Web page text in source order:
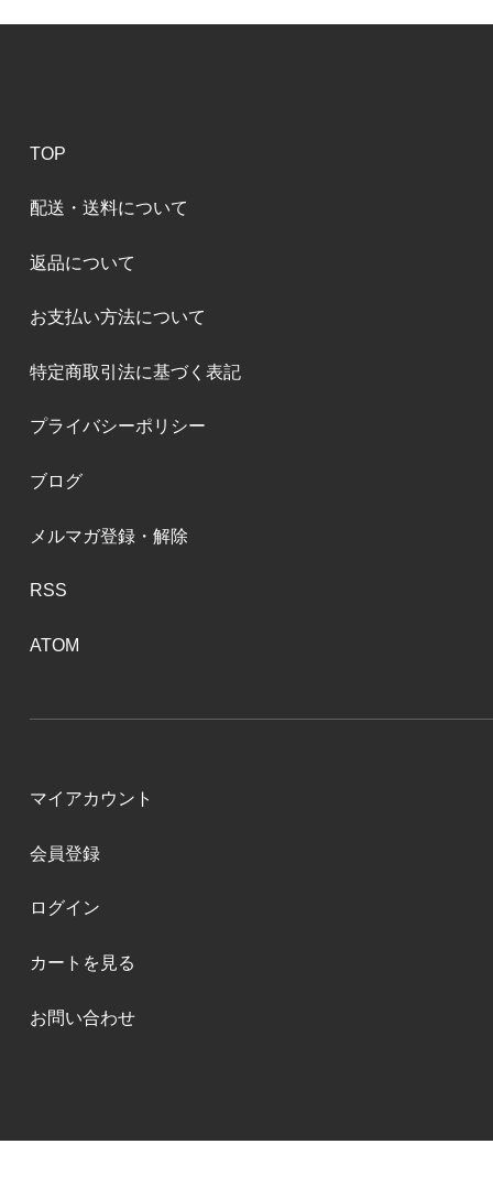
TOP
配送・送料について
返品について
お支払い方法について
特定商取引法に基づく表記
プライバシーポリシー
ブログ
メルマガ登録・解除
RSS
ATOM
マイアカウント
会員登録
ログイン
カートを見る
お問い合わせ